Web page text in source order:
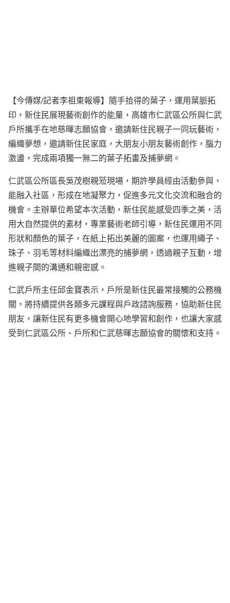
【今傳媒/記者李祖東報導】隨手拾得的葉子，運用葉脈拓
印，新住民展現藝術創作的能量，高雄市仁武區公所與仁武
戶所攜手在地慈暉志願協會，邀請新住民親子一同玩藝術，
編織夢想，邀請新住民家庭，大朋友小朋友藝術創作，腦力
激盪，完成兩項獨一無二的葉子拓畫及捕夢網。
仁武區公所區長吳茂樹親蒞現場，期許學員經由活動參與，
能融入社區，形成在地凝聚力，促進多元文化交流和融合的
機會。主辦單位希望本次活動，新住民能感受四季之美，活
用大自然提供的素材，專業藝術老師引導，新住民運用不同
形狀和顏色的葉子，在紙上拓出美麗的圖案，也運用繩子、
珠子、羽毛等材料編織出漂亮的捕夢網，透過親子互動，增
進親子間的溝通和親密感。
仁武戶所主任邱金寶表示，戶所是新住民最常接觸的公務機
關，將持續提供各類多元課程與戶政諮詢服務，協助新住民
朋友，讓新住民有更多機會開心地學習和創作，也讓大家感
受到仁武區公所、戶所和仁武慈暉志願協會的關懷和支持。